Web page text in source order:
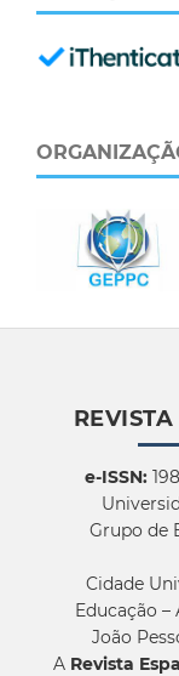
e-ISSN:
Grupo de
Cidade
Educação –
João
A Revista